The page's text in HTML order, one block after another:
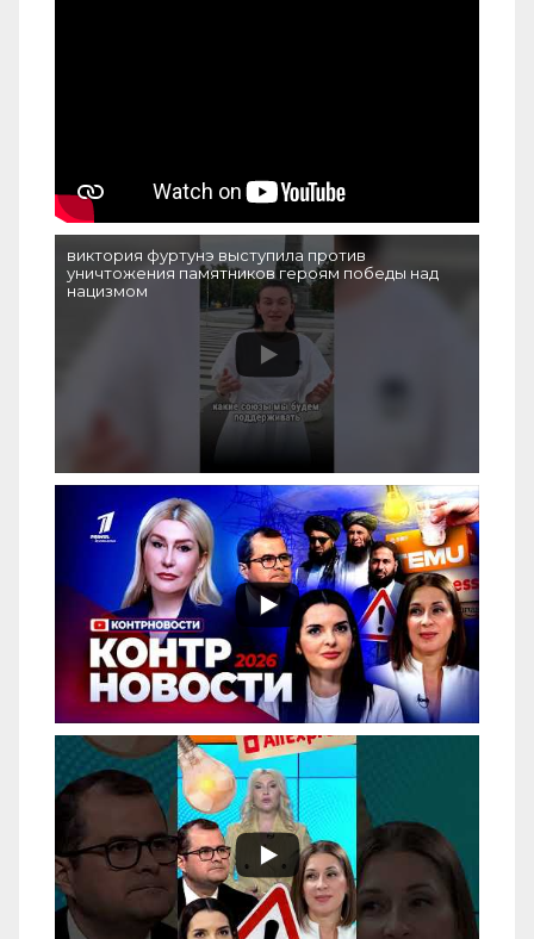
виктория фуртунэ выступила против
уничтожения памятников героям победы над
нацизмом